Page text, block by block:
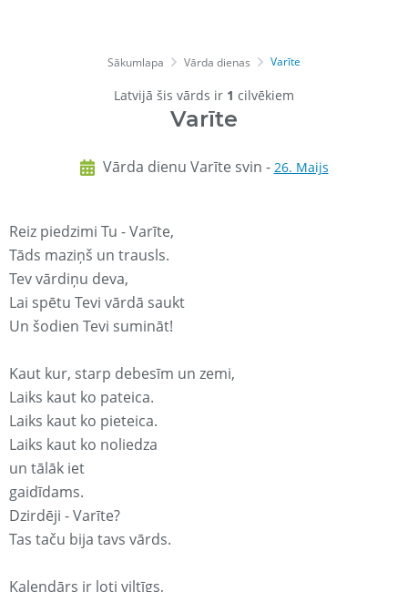
Sākumlapa Vārda dienas Varīte
Latvijā šis vārds ir 1 cilvēkiem
Varīte
Vārda dienu Varīte svin - 26. Maijs
Reiz piedzimi Tu - Varīte,
Tāds maziņš un trausls.
Tev vārdiņu deva,
Lai spētu Tevi vārdā saukt
Un šodien Tevi sumināt!
Kaut kur, starp debesīm un zemi,
Laiks kaut ko pateica.
Laiks kaut ko pieteica.
Laiks kaut ko noliedza
un tālāk iet
gaidīdams.
Dzirdēji - Varīte?
Tas taču bija tavs vārds.
Kalendārs ir ļoti viltīgs,